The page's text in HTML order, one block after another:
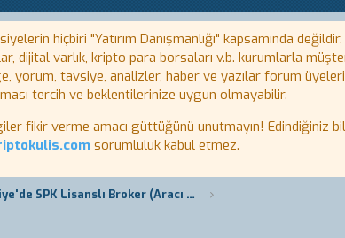
hiçbiri "Yatırım Danışmanlığı" kapsamında değildir.
varlık, kripto para borsaları v.b. kurumlarla
yorum, tavsiye, analizler, haber ve yazılar forum
tercih ve beklentilerinize uygun olmayabilir.
fikir verme amacı güttüğünü unutmayın! Edindiğiniz
sorumluluk kabul etmez.
Forex Türkiye'de SPK Lisanslı Broker (Aracı Kurumlar) Listesi